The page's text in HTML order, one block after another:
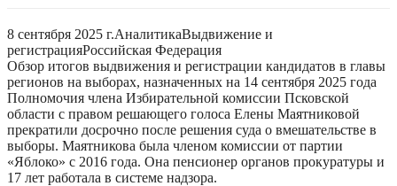
8 сентября 2025 г.АналитикаВыдвижение и
регистрацияРоссийская Федерация
Обзор итогов выдвижения и регистрации кандидатов в главы
регионов на выборах, назначенных на 14 сентября 2025 года
Полномочия члена Избирательной комиссии Псковской
области с правом решающего голоса Елены Маятниковой
прекратили досрочно после решения суда о вмешательстве в
выборы. Маятникова была членом комиссии от партии
«Яблоко» с 2016 года. Она пенсионер органов прокуратуры и
17 лет работала в системе надзора.